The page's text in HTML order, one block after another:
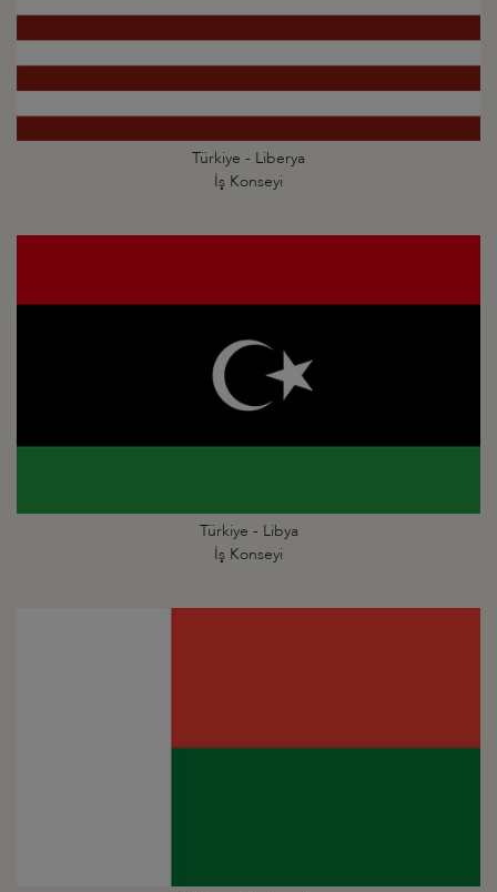
Türkiye - Liberya
İş Konseyi
Türkiye - Libya
İş Konseyi